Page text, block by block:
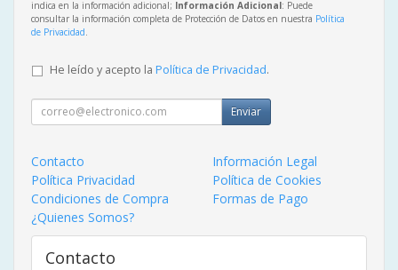
indica en la información adicional; Información Adicional: Puede
consultar la información completa de Protección de Datos en nuestra Política
de Privacidad
He leído y acepto la Política de Privacidad.
Enviar
Contacto
Información Legal
Política Privacidad
Política de Cookies
Condiciones de Compra
Formas de Pago
¿Quienes Somos?
Contacto